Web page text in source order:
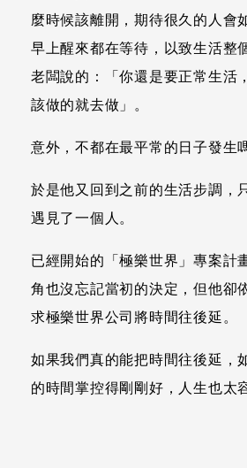
麼時候該離開，期待很久的人會
早上醒來都在等待，以致生活整
老闆說的：「你還是要正常生活
該做的就去做」。
意外，不都在最平常的日子發生
於是他又回到之前的生活步調，
遇見了一個人。
已經開始的「極樂世界」專案計
角也沒忘記當初的決定，但他卻
求極樂世界公司將時間往後延。
如果我們真的能把時間往後延，
的時間掌控得剛剛好，人生也太